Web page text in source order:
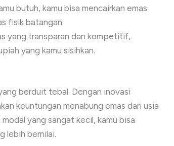
butuh, kamu bisa mencairkan emas
fisik batangan.
yang transparan dan kompetitif,
yang kamu sisihkan.
berduit tebal. Dengan inovasi
keuntungan menabung emas dari usia
yang sangat kecil, kamu bisa
lebih bernilai.